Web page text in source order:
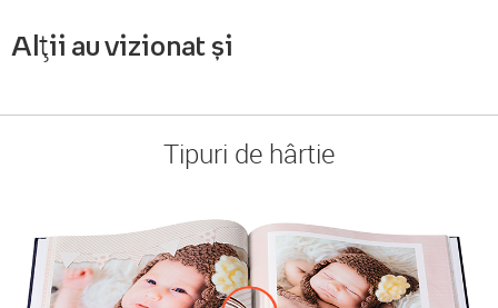
Alții au vizionat și
Tipuri de hârtie